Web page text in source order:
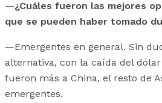
—¿Cuáles fueron las mejores
que se pueden haber tomado
—Emergentes en general. Sin
alternativa, con la caída del
fueron más a China, el resto de
emergentes.